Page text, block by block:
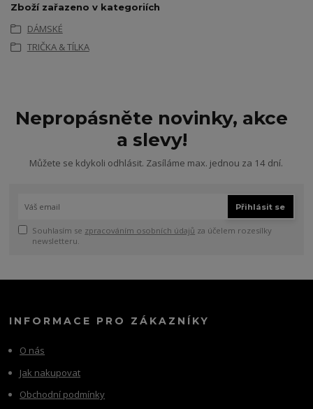
Zboží zařazeno v kategoriích
DÁMSKÉ
TRIČKA & TÍLKA
Nepropásněte novinky, akce
a slevy!
Můžete se kdykoli odhlásit. Zasíláme max. jednou za 14 dní.
Přihlásit se
Souhlasím se zpracováním osobních údajů za účelem rozesílky
newsletteru.
INFORMACE PRO ZÁKAZNÍKY
O nás
Jak nakupovat
Obchodní podmínky